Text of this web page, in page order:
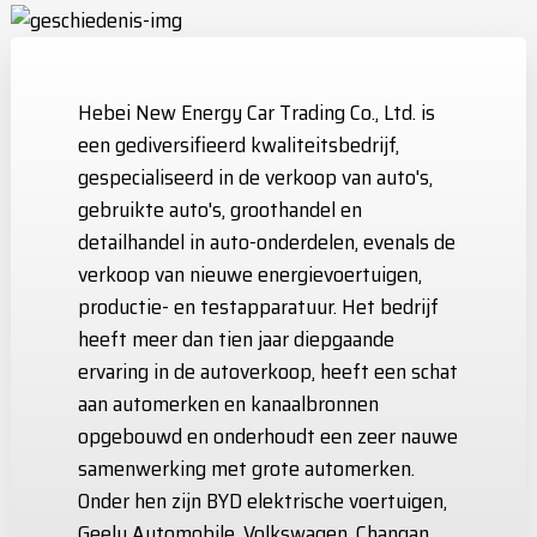
Hebei New Energy Car Trading Co., Ltd. is
een gediversifieerd kwaliteitsbedrijf,
gespecialiseerd in de verkoop van auto's,
gebruikte auto's, groothandel en
detailhandel in auto-onderdelen, evenals de
verkoop van nieuwe energievoertuigen,
productie- en testapparatuur. Het bedrijf
heeft meer dan tien jaar diepgaande
ervaring in de autoverkoop, heeft een schat
aan automerken en kanaalbronnen
opgebouwd en onderhoudt een zeer nauwe
samenwerking met grote automerken.
Onder hen zijn BYD elektrische voertuigen,